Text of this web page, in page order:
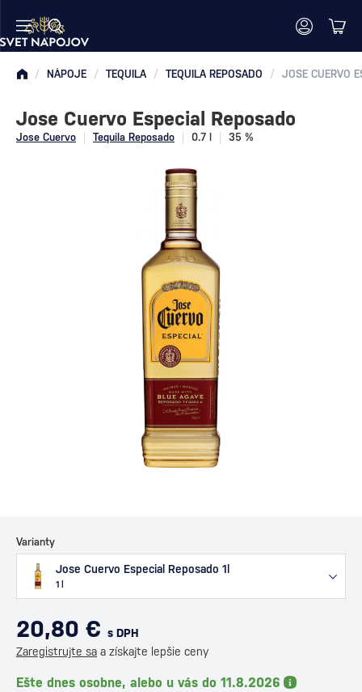
/ NÁPOJE / TEQUILA / TEQUILA REPOSADO / JOSE CUERVO
Jose Cuervo Tequila Reposado 0.7 l 35 %
Jose Cuervo Especial Reposado
Varianty
Jose Cuervo Especial Reposado 1l
1 l
20,80 € s DPH
Zaregistrujte sa a získajte lepšie ceny
Ešte dnes osobne, alebo u vás do 11.8.2026